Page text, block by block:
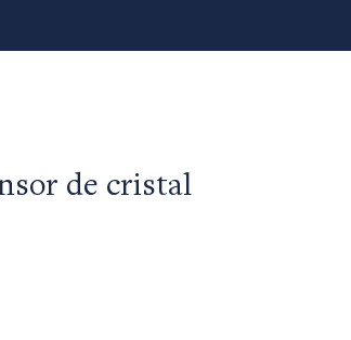
de cristal